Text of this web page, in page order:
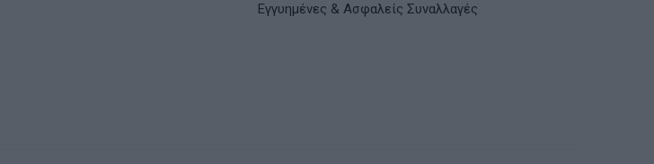
Εγγυημένες & Ασφαλείς Συναλλαγές